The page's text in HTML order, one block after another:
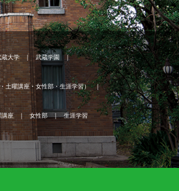
蔵大学
武蔵学園
土曜講座・女性部・生涯学習）
講座 女性部 生涯学習